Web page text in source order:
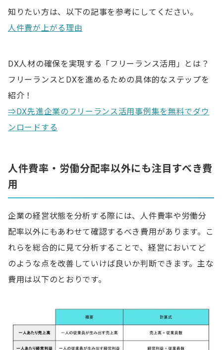
知りたい方は、以下の記事を参考にしてください。
人件費が上がる理由
DX人材の確保を実現する「フリーランス活用」とは？
フリーランスとDXを進めるための具体的なステップを
紹介！
⇒DX先進企業のフリーランス活用事例集を無料でダウ
ンロードする
人件費率・労働分配率以外にも注目すべき費
用
企業の経営状態を分析する際には、人件費率や労働分
配率以外にもあわせて確認するべき費用があります。こ
れらを総合的に見て分析することで、経営においてど
のような点を改善していけば良いか判断できます。主な
費用は以下のとおりです。